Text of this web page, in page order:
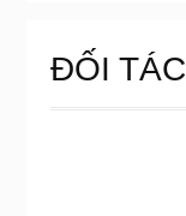
ĐỐI TÁC